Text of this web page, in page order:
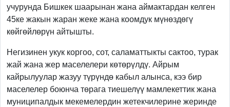
учурунда Бишкек шаарынан жана аймактардан келген
45ке жакын жаран жеке жана коомдук мүнөздөгү
көйгөйлөрүн айтышты.
Негизинен укук коргоо, сот, саламаттыкты сактоо, турак
жай жана жер маселелери көтөрүлдү. Айрым
кайрылуулар жазуу түрүндө кабыл алынса, кээ бир
маселелер боюнча төрага тиешелүү мамлекеттик жана
муниципалдык мекемелердин жетекчилерине жеринде